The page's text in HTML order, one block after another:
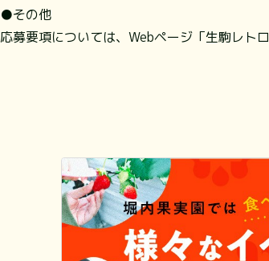
●その他
応募要項については、Webページ「生駒レトロ